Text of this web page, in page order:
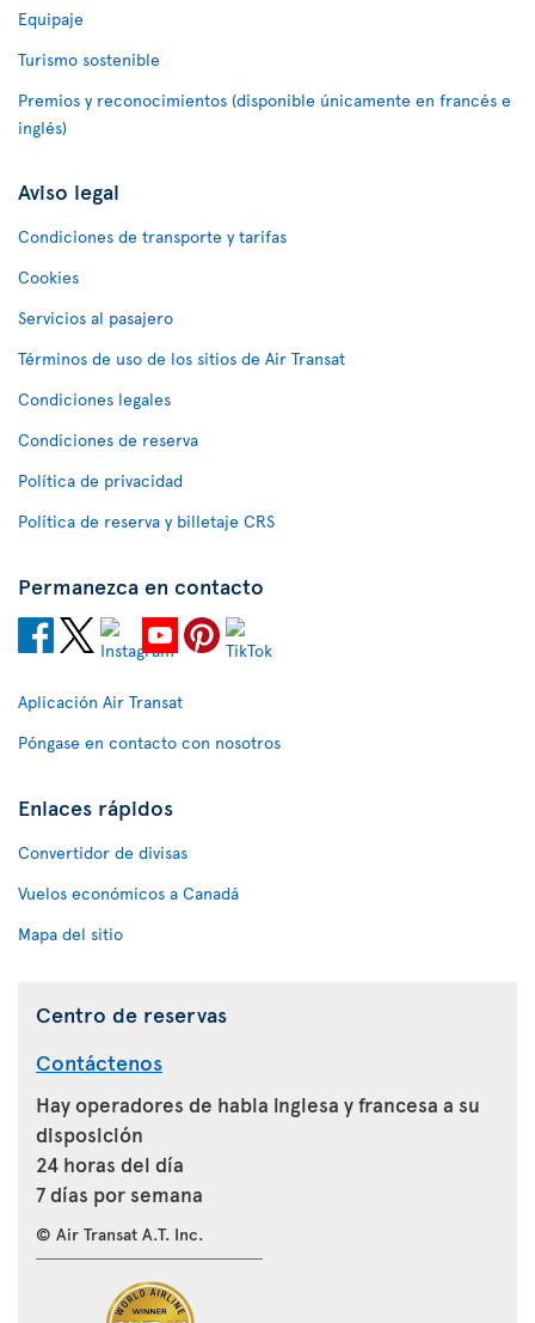
Equipaje
Turismo sostenible
Premios y reconocimientos (disponible únicamente en francés e
inglés)
Aviso legal
Condiciones de transporte y tarifas
Cookies
Servicios al pasajero
Términos de uso de los sitios de Air Transat
Condiciones legales
Condiciones de reserva
Política de privacidad
Política de reserva y billetaje CRS
Permanezca en contacto
Aplicación Air Transat
Póngase en contacto con nosotros
Enlaces rápidos
Convertidor de divisas
Vuelos económicos a Canadá
Mapa del sitio
Centro de reservas
Contáctenos
Hay operadores de habla inglesa y francesa a su
disposición
24 horas del día
7 días por semana
© Air Transat A.T. Inc.